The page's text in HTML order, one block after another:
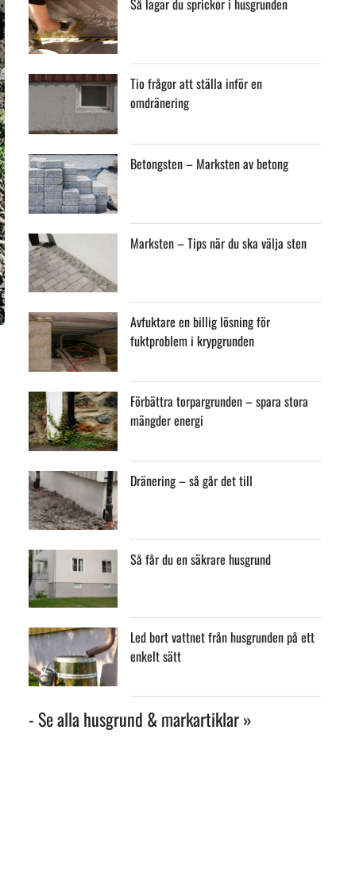
Så lagar du sprickor i husgrunden
Tio frågor att ställa inför en
omdränering
Betongsten – Marksten av betong
Marksten – Tips när du ska välja sten
Avfuktare en billig lösning för
fuktproblem i krypgrunden
Förbättra torpargrunden – spara stora
mängder energi
Dränering – så går det till
Så får du en säkrare husgrund
Led bort vattnet från husgrunden på ett
enkelt sätt
- Se alla husgrund & markartiklar »